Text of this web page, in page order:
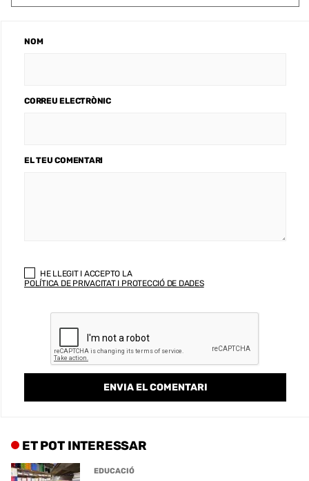
NOM
CORREU ELECTRÒNIC
EL TEU COMENTARI
HE LLEGIT I ACCEPTO LA
POLÍTICA DE PRIVACITAT I PROTECCIÓ DE DADES
ET POT INTERESSAR
EDUCACIÓ